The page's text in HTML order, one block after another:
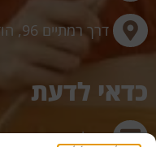
דרך רמתיים 96, הוד השרון Omer house - קומה 6
כדאי לדעת
תשלום מאובטח